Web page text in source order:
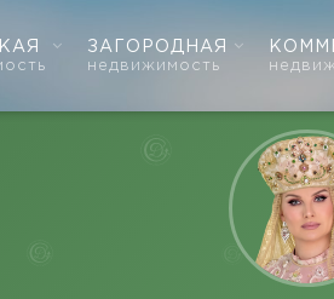
ЗАГОРОДНАЯ
недвижимость